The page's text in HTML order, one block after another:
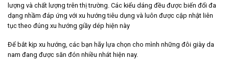
lượng và chất lượng trên thị trường. Các kiểu dáng đều được biến đổi đa
dạng nhầm đáp ứng với xu hướng tiêu dụng và luôn được cập nhật liên
tục theo đúng xu hướng giầy dép hiện này
Để bắt kịp xu hướng, các bạn hãy lựa chọn cho mình những đôi giày da
nam đang được săn đón nhiều nhát hiện nay.